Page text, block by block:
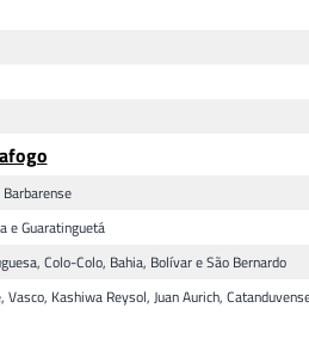
e Guaratinguetá
Colo-Colo, Bahia, Bolívar e São Bernardo
Kashiwa Reysol, Juan Aurich,